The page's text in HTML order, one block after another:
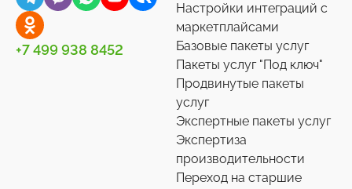
+7 499 938 8452
Настройки интеграций с
маркетплайсами
Базовые пакеты услуг
Пакеты услуг "Под ключ"
Продвинутые пакеты
услуг
Экспертные пакеты услуг
Экспертиза
производительности
Переход на старшие